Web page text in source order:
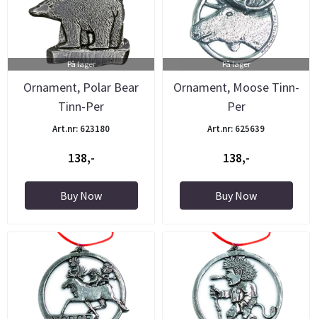
På lager
Ornament, Polar Bear
Tinn-Per
Art.nr: 623180
138,-
Buy Now
På lager
Ornament, Moose Tinn-
Per
Art.nr: 625639
138,-
Buy Now